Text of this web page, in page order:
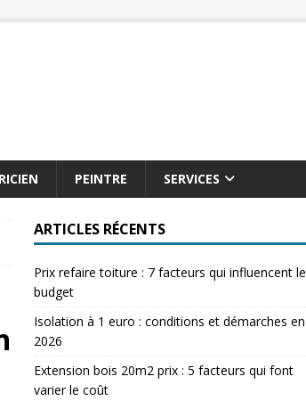
PEINTRE SERVICES
ARTICLES RÉCENTS
Prix refaire toiture : 7 facteurs qui influencent le
budget
Isolation à 1 euro : conditions et démarches en
2026
Extension bois 20m2 prix : 5 facteurs qui font
varier le coût